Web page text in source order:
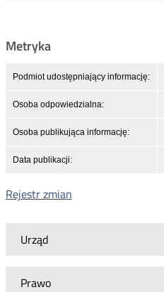
Urząd
Prawo
Metryka
Podmiot udostępniający informację:
Osoba odpowiedzialna:
Osoba publikująca informację:
Data publikacji:
Rejestr zmian